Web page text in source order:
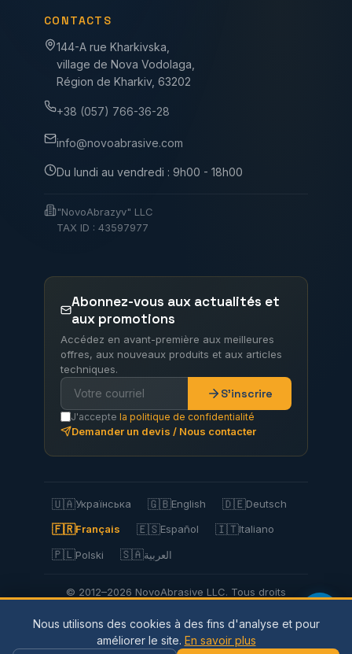
CONTACTS
144-A rue Kharkivska,
village de Nova Vodolaga,
Région de Kharkiv, 63202
+38 (057) 766-36-28
info@novoabrasive.com
Du lundi au vendredi : 9h00 - 18h00
"NovoAbrazyv" LLC
TAX ID : 43597977
Abonnez-vous aux actualités et
aux promotions
Accédez en avant-première aux meilleures
offres, aux nouveaux produits et aux articles
techniques.
S'inscrire
J'accepte la politique de confidentialité
Demander un devis / Nous contacter
🇺🇦Українська 🇬🇧English 🇩🇪Deutsch
🇫🇷Français 🇪🇸Español 🇮🇹Italiano
🇵🇱Polski 🇸🇦العربية
© 2012–2026 NovoAbrasive LLC. Tous droits
Politique de confidentialitéPolitique relative
aux cookies Conditions d'utilisation
Nous utilisons des cookies à des fins d'analyse et pour
améliorer le site. En savoir plus